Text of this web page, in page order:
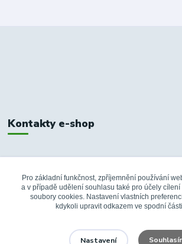
Kontakty e-shop
+420 326 748 155
info@fanshopbkboleslav.cz
Pro základní funkčnost, zpříjemnění používání
a v případě udělení souhlasu také pro účely cílení
soubory cookies. Nastavení vlastních
kdykoli upravit odkazem ve spodní
Nastavení